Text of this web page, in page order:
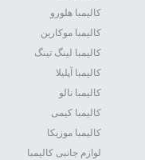
کالیمبا هلورو
کالیمبا موکارین
کالیمبا لینگ تینگ
کالیمبا آپلیلا
کالیمبا نالو
کالیمبا کیمی
کالیمبا موزیکا
لوازم جانبی کالیمبا